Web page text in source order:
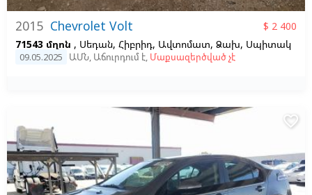
2015 Chevrolet Volt
$ 2 400
71543 մղոն , Սեդան, Հիբրիդ, Ավտոմատ, Ձախ, Սպիտակ
09.05.2025 ԱՄՆ, Աճուրդում է, Մաքսազերծված չէ
favorite_border